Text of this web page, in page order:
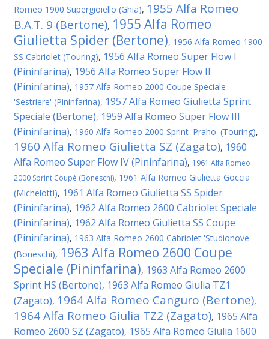
Romeo 1900 Supergioiello (Ghia), 1955 Alfa Romeo
B.A.T. 9 (Bertone), 1955 Alfa Romeo
Giulietta Spider (Bertone), 1956 Alfa Romeo 1900
SS Cabriolet (Touring), 1956 Alfa Romeo Super Flow I
(Pininfarina), 1956 Alfa Romeo Super Flow II
(Pininfarina), 1957 Alfa Romeo 2000 Coupe Speciale
'Sestriere' (Pininfarina), 1957 Alfa Romeo Giulietta Sprint
Speciale (Bertone), 1959 Alfa Romeo Super Flow III
(Pininfarina), 1960 Alfa Romeo 2000 Sprint 'Praho' (Touring),
1960 Alfa Romeo Giulietta SZ (Zagato), 1960
Alfa Romeo Super Flow IV (Pininfarina), 1961 Alfa Romeo
2000 Sprint Coupé (Boneschi), 1961 Alfa Romeo Giulietta Goccia
(Michelotti), 1961 Alfa Romeo Giulietta SS Spider
(Pininfarina), 1962 Alfa Romeo 2600 Cabriolet Speciale
(Pininfarina), 1962 Alfa Romeo Giulietta SS Coupe
(Pininfarina), 1963 Alfa Romeo 2600 Cabriolet 'Studionove'
(Boneschi), 1963 Alfa Romeo 2600 Coupe
Speciale (Pininfarina), 1963 Alfa Romeo 2600
Sprint HS (Bertone), 1963 Alfa Romeo Giulia TZ1
(Zagato), 1964 Alfa Romeo Canguro (Bertone),
1964 Alfa Romeo Giulia TZ2 (Zagato), 1965 Alfa
Romeo 2600 SZ (Zagato), 1965 Alfa Romeo Giulia 1600